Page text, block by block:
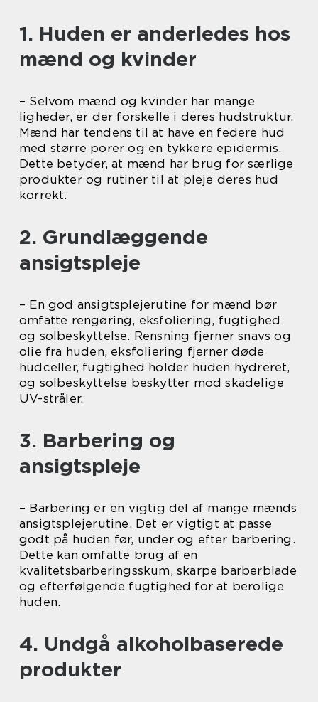
1. Huden er anderledes hos
mænd og kvinder
– Selvom mænd og kvinder har mange
ligheder, er der forskelle i deres hudstruktur.
Mænd har tendens til at have en federe hud
med større porer og en tykkere epidermis.
Dette betyder, at mænd har brug for særlige
produkter og rutiner til at pleje deres hud
korrekt.
2. Grundlæggende
ansigtspleje
– En god ansigtsplejerutine for mænd bør
omfatte rengøring, eksfoliering, fugtighed
og solbeskyttelse. Rensning fjerner snavs og
olie fra huden, eksfoliering fjerner døde
hudceller, fugtighed holder huden hydreret,
og solbeskyttelse beskytter mod skadelige
UV-stråler.
3. Barbering og
ansigtspleje
– Barbering er en vigtig del af mange mænds
ansigtsplejerutine. Det er vigtigt at passe
godt på huden før, under og efter barbering.
Dette kan omfatte brug af en
kvalitetsbarberingsskum, skarpe barberblade
og efterfølgende fugtighed for at berolige
huden.
4. Undgå alkoholbaserede
produkter